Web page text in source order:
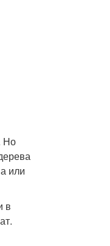
Но
или
в